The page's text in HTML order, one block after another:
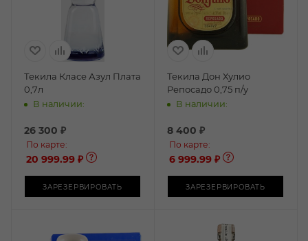
Текила Класе Азул Плата
0,7л
В наличии:
26 300 ₽
По карте:
20 999.99 ₽
ЗАРЕЗЕРВИРОВАТЬ
Текила Дон Хулио
Репосадо 0,75 п/у
В наличии:
8 400 ₽
По карте:
6 999.99 ₽
ЗАРЕЗЕРВИРОВАТЬ